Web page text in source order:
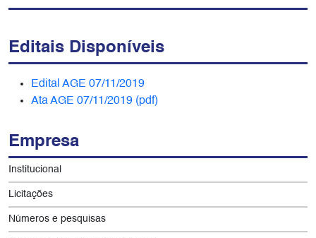
Editais Disponíveis
Edital AGE 07/11/2019
Ata AGE 07/11/2019 (pdf)
Empresa
Institucional
Licitações
Números e pesquisas